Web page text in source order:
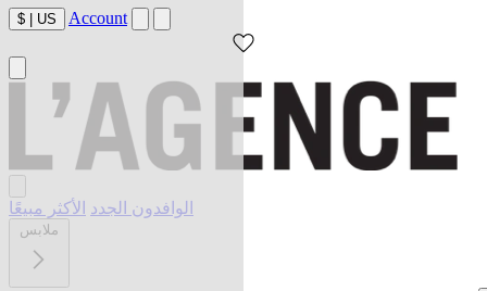
US
$ Account
الوافدون الجدد الأكثر مبيعًا
ملابس